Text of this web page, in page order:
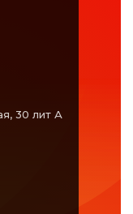
30 лит А